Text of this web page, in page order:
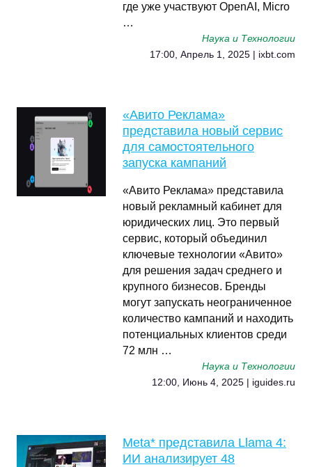
где уже участвуют OpenAI, Micro
…
Наука и Технологии
17:00, Апрель 1, 2025 | ixbt.com
«Авито Реклама»
представила новый сервис
для самостоятельного
запуска кампаний
«Авито Реклама» представила
новый рекламный кабинет для
юридических лиц. Это первый
сервис, который объединил
ключевые технологии «Авито»
для решения задач среднего и
крупного бизнесов. Бренды
могут запускать неограниченное
количество кампаний и находить
потенциальных клиентов среди
72 млн …
Наука и Технологии
12:00, Июнь 4, 2025 | iguides.ru
Meta* представила Llama 4:
ИИ анализирует 48